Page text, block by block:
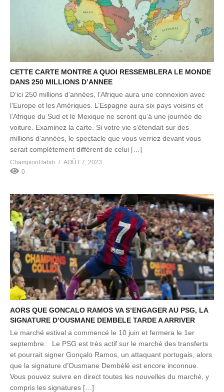
CETTE CARTE MONTRE A QUOI RESSEMBLERA LE MONDE
DANS 250 MILLIONS D’ANNEE
D’ici 250 millions d’années, l’Afrique aura une connexion avec
l’Europe et les Amériques. L’Espagne aura six pays voisins et
l’Afrique du Sud et le Mexique ne seront qu’à une journée de
voiture. Examinez la carte. Si votre vie s’étendait sur des
millions d’années, le spectacle que vous verriez devant vous
serait complètement différent de celui […]
ChampionHabib
AOÛT 7, 2023
0
AORS QUE GONCALO RAMOS VA S’ENGAGER AU PSG, LA
SIGNATURE D’OUSMANE DEMBELE TARDE A ARRIVER
Le marché estival a commencé le 10 juin et fermera le 1er
septembre. Le PSG est très actif sur le marché des transferts
et pourrait signer Gonçalo Ramos, un attaquant portugais, alors
que la signature d’Ousmane Dembélé est encore inconnue.
Vous pouvez suivre en direct toutes les nouvelles du marché, y
compris les signatures […]